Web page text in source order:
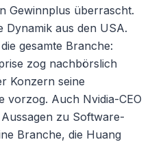
Gewinnplus überrascht.
Dynamik aus den USA.
gesamte Branche:
zog nachbörslich
Konzern seine
vorzog. Auch Nvidia-CEO
zu Software-
Branche, die Huang